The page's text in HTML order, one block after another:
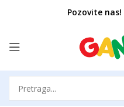
Pozovite nas!